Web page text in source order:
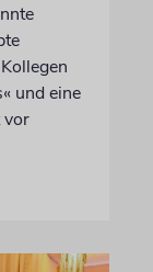
und eine
vor